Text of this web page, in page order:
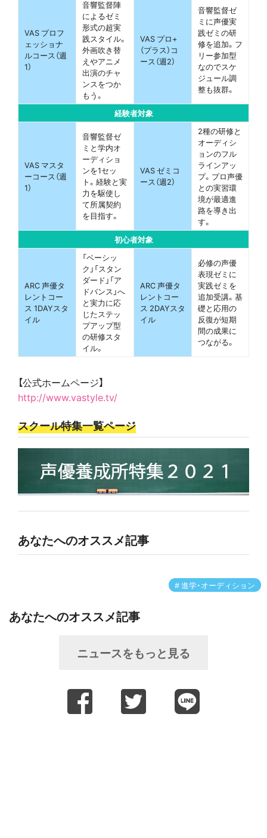
VAS プロフ
ェッショナ
ルコース（週
1）
音響監督陣
によるゼミ
形式の超実
践スタイル。
外画吹き替
えやアニメ
出演のチャ
ンスをつか
もう。
VAS プロ+
（プラス）コ
ース（週2）
音響監督ゼ
ミに声優実
践ゼミの研
修を追加。フ
リー参加型
なのでスケ
ジュール調
整も抜群。
経験者対象
VAS マスタ
ーコース（週
1）
音響監督ゼ
ミと学内オ
ーディショ
ンを1セッ
ト。経験と実
力を駆使し
て所属契約
を目指す。
VAS ゼミコ
ース（週2）
2種の研修と
オーディシ
ョンのフル
ラインアッ
プ。プロ声優
との実習環
境が最適進
路を導き出
す。
初心者対象
ARC 声優タ
レントコー
ス 1DAYスタ
イル
「ベーシッ
ク」「スタン
ダード」「ア
ドバンス」へ
と実力に応
じたステッ
プアップ型
の研修スタ
イル。
ARC 声優タ
レントコー
ス 2DAYスタ
イル
必修の声優
表現ゼミに
実践ゼミを
追加受講。基
礎と応用の
反復が短期
間の成果に
つながる。
【公式ホームページ】
http://www.vastyle.tv/
スクール特集一覧ページ
あなたへのオススメ記事
進学・オーディション
あなたへのオススメ記事
ニュースをもっと見る